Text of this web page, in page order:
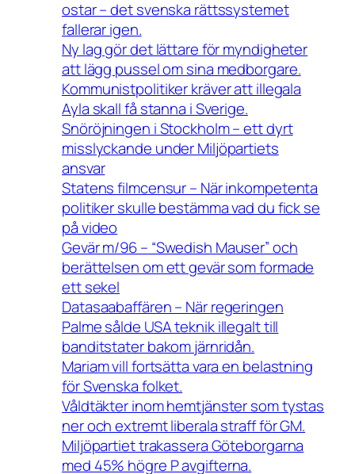
ostar – det svenska rättssystemet
fallerar igen.
Ny lag gör det lättare för myndigheter
att lägg pussel om sina medborgare.
Kommunistpolitiker kräver att illegala
Ayla skall få stanna i Sverige.
Snöröjningen i Stockholm – ett dyrt
misslyckande under Miljöpartiets
ansvar
Statens filmcensur – När inkompetenta
politiker skulle bestämma vad du fick se
på video
Gevär m/96 – “Swedish Mauser” och
berättelsen om ett gevär som formade
ett sekel
Datasaabaffären – När regeringen
Palme sålde USA teknik illegalt till
banditstater bakom järnridån.
Mariam vill fortsätta vara en belastning
för Svenska folket.
Våldtäkter inom hemtjänster som tystas
ner och extremt liberala straff för GM.
Miljöpartiet trakassera Göteborgarna
med 45% högre P avgifterna.